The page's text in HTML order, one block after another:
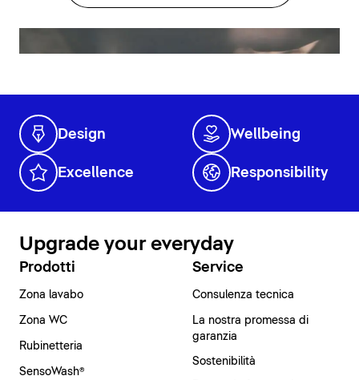
Design Wellbeing
Excellence Responsibility
Upgrade your everyday
Prodotti
Zona lavabo
Zona WC
Rubinetteria
SensoWash®
Service
Consulenza tecnica
La nostra promessa di
garanzia
Sostenibilità